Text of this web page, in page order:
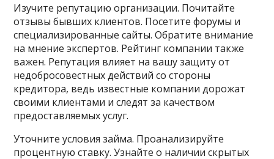
Изучите репутацию организации. Почитайте
отзывы бывших клиентов. Посетите форумы и
специализированные сайты. Обратите внимание
на мнение экспертов. Рейтинг компании также
важен. Репутация влияет на вашу защиту от
недобросовестных действий со стороны
кредитора, ведь известные компании дорожат
своими клиентами и следят за качеством
предоставляемых услуг.
Уточните условия займа. Проанализируйте
процентную ставку. Узнайте о наличии скрытых